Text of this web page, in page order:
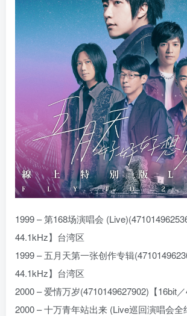
1999 – 第168场演唱会
44.1kHz】台湾区
1999 – 五月天第一张创作专辑
44.1kHz】台湾区
2000 – 爱情万岁(4710149627902)【16bit
2000 – 十万青年站出来 (Live巡回演唱会全